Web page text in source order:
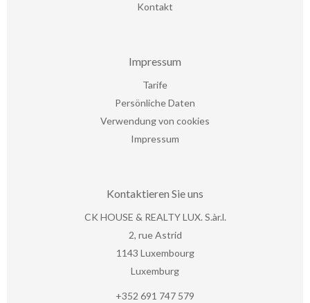
Kontakt
Impressum
Tarife
Persönliche Daten
Verwendung von cookies
Impressum
Kontaktieren Sie uns
CK HOUSE & REALTY LUX. S.àr.l.
2, rue Astrid
1143 Luxembourg
Luxemburg
+352 691 747 579